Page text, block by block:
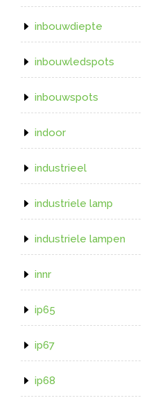
inbouwdiepte
inbouwledspots
inbouwspots
indoor
industrieel
industriele lamp
industriele lampen
innr
ip65
ip67
ip68